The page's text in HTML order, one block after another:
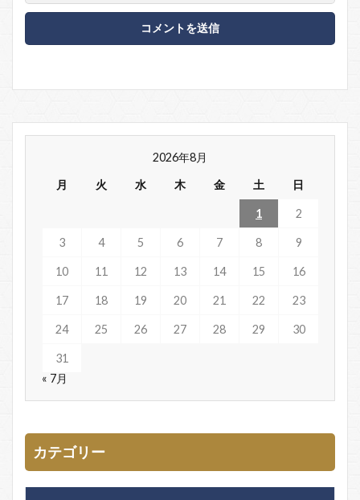
2026年8月
月
火 水 木 金 土 日
1 2
3 4 5 6 7 8 9
10 11 12 13 14 15 16
17 18 19 20 21 22 23
24 25 26 27 28 29 30
31
« 7月
カテゴリー